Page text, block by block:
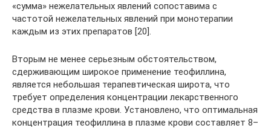
«сумма» нежелательных явлений сопоставима с
частотой нежелательных явлений при монотерапии
каждым из этих препаратов [20].
Вторым не менее серьезным обстоятельством,
сдерживающим широкое применение теофиллина,
является небольшая терапевтическая широта, что
требует определения концентрации лекарственного
средства в плазме крови. Установлено, что оптимальная
концентрация теофиллина в плазме крови составляет 8–